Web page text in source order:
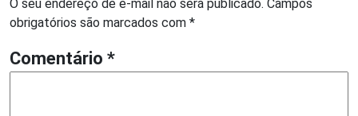
O seu endereço de e-mail não será publicado. Campos
obrigatórios são marcados com *
Comentário *